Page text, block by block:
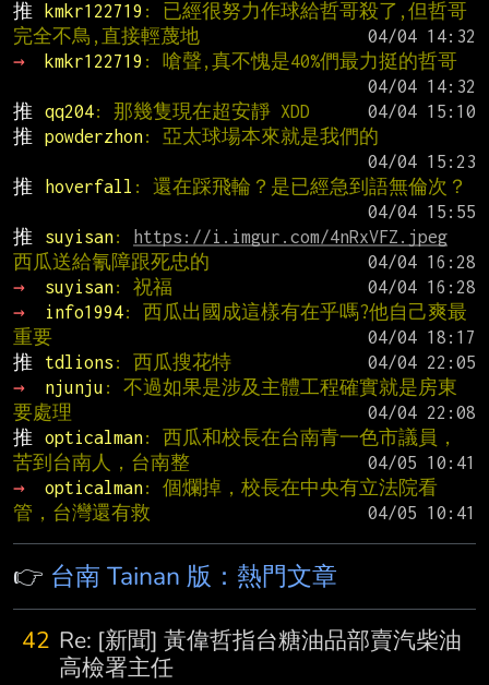
推
kmkr122719 : 已經很努力作球給哲哥殺了,但哲哥
完全不鳥,直接輕蔑地
→
kmkr122719 : 嗆聲,真不愧是40%們最力挺的哲哥
推
qq204: 那幾隻現在超安靜 XDD
推
powderzhon: 亞太球場本來就是我們的
推
hoverfall : 還在踩飛輪？是已經急到語無倫次？
推
suyisan:
https://i.imgur.com/4nRxVFZ.jpeg
西瓜送給氰障跟死忠的
→
suyisan: 祝福
→
info1994: 西瓜出國成這樣有在乎嗎?他自己爽最
重要
推
tdlions : 西瓜搜花特
→
njunju : 不過如果是涉及主體工程確實就是房東
要處理
推
opticalman: 西瓜和校長在台南青一色市議員，
苦到台南人，台南整
→
opticalman: 個爛掉，校長在中央有立法院看
管，台灣還有救
👉 台南 Tainan 版：熱門文章
42 Re: [新聞] 黃偉哲指台糖油品部賣汽柴油
高檢署主任